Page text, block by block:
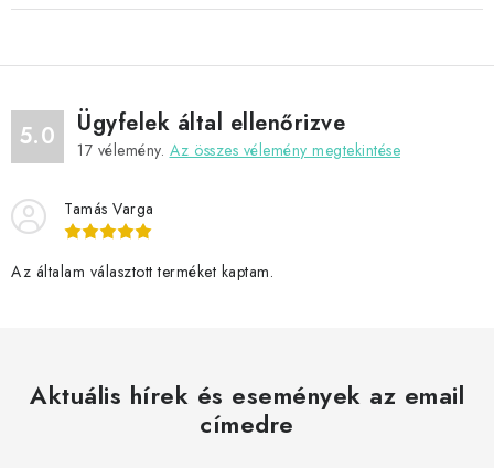
5.0 Ügyfelek által ellenőrizve
17 vélemény. Az összes vélemény megtekintése
Tamás Varga
Az általam választott terméket kaptam.
Aktuális hírek és események az email
címedre